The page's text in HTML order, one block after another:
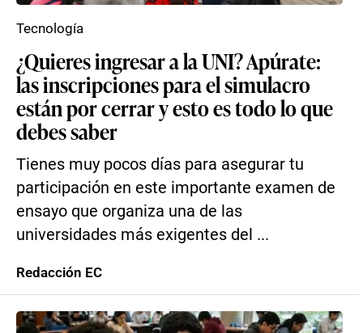
¿Quieres ingresar a la UNI? Apúrate:
las inscripciones para el simulacro
están por cerrar y esto es todo lo que
debes saber
Tienes muy pocos días para asegurar tu
participación en este importante examen de
ensayo que organiza una de las
universidades más exigentes del ...
Tecnología
Redacción EC